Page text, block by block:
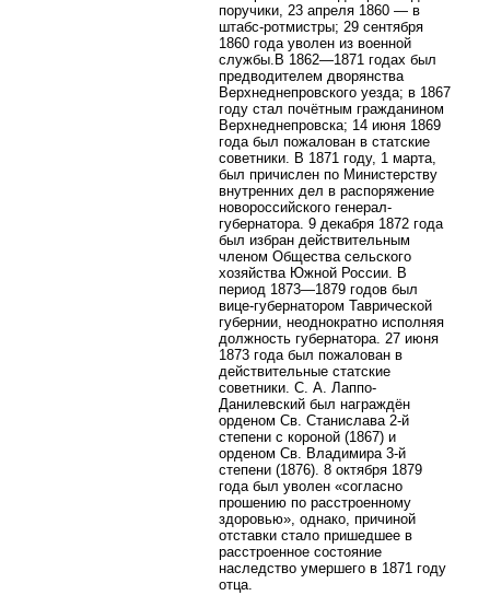
поручики, 23 апреля 1860 — в
штабс-ротмистры; 29 сентября
1860 года уволен из военной
службы.В 1862—1871 годах был
предводителем дворянства
Верхнеднепровского уезда; в 1867
году стал почётным гражданином
Верхнеднепровска; 14 июня 1869
года был пожалован в статские
советники. В 1871 году, 1 марта,
был причислен по Министерству
внутренних дел в распоряжение
новороссийского генерал-
губернатора. 9 декабря 1872 года
был избран действительным
членом Общества сельского
хозяйства Южной России. В
период 1873—1879 годов был
вице-губернатором Таврической
губернии, неоднократно исполняя
должность губернатора. 27 июня
1873 года был пожалован в
действительные статские
советники. С. А. Лаппо-
Данилевский был награждён
орденом Св. Станислава 2-й
степени с короной (1867) и
орденом Св. Владимира 3-й
степени (1876). 8 октября 1879
года был уволен «согласно
прошению по расстроенному
здоровью», однако, причиной
отставки стало пришедшее в
расстроенное состояние
наследство умершего в 1871 году
отца.